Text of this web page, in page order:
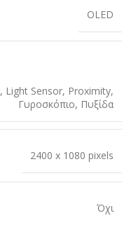
OLED
, Light Sensor, Proximity,
Γυροσκόπιο, Πυξίδα
2400 x 1080 pixels
Όχι